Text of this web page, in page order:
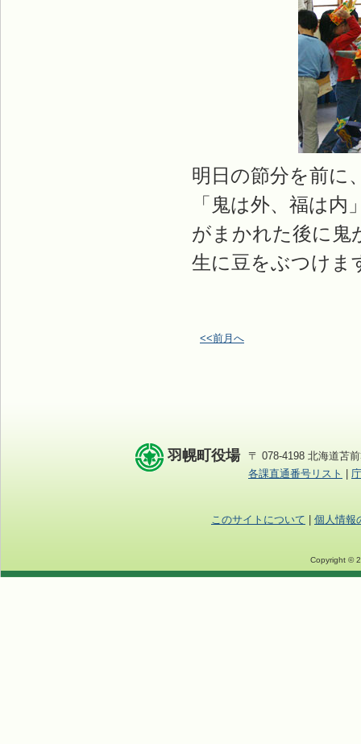
明日の節分を前に
「鬼は外、福は
がまかれた後に鬼
生に豆をぶつけま
<<前月へ
羽幌町役場
〒 078-4198 北海道苫
各課直通番号リスト
このサイトについて 個人情報
Copyright ©